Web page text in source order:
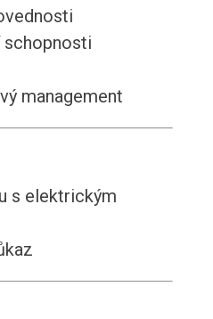
schopnosti
management
s elektrickým